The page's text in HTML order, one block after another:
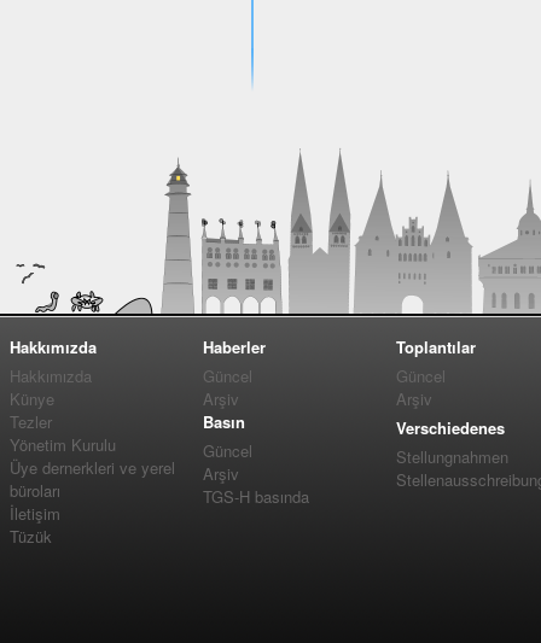
Hakkımızda
Hakkımızda
Künye
Tezler
Yönetim Kurulu
Üye dernerkleri ve yerel
büroları
İletişim
Tüzük
Haberler
Güncel
Arşiv
Basın
Güncel
Arşiv
TGS-H basında
Toplantılar
Güncel
Arşiv
Verschiedenes
Stellungnahmen